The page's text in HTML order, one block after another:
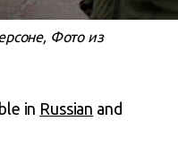
Фото из
in Russian and